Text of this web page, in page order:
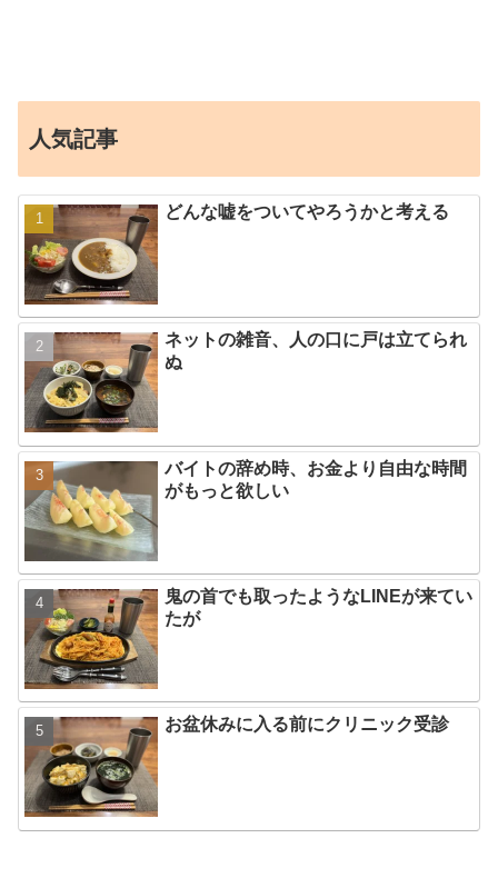
人気記事
どんな嘘をついてやろうかと考える
ネットの雑音、人の口に戸は立てられ
ぬ
バイトの辞め時、お金より自由な時間
がもっと欲しい
鬼の首でも取ったようなLINEが来てい
たが
お盆休みに入る前にクリニック受診